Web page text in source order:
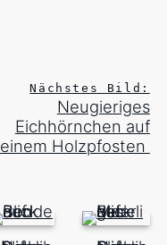
Nächstes Bild:
Neugieriges
Eichhörnchen auf
einem Holzpfosten